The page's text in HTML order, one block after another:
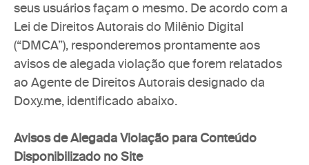
seus usuários façam o mesmo. De acordo com a
Lei de Direitos Autorais do Milênio Digital
(“DMCA”), responderemos prontamente aos
avisos de alegada violação que forem relatados
ao Agente de Direitos Autorais designado da
Doxy.me, identificado abaixo.
Avisos de Alegada Violação para Conteúdo
Disponibilizado no Site